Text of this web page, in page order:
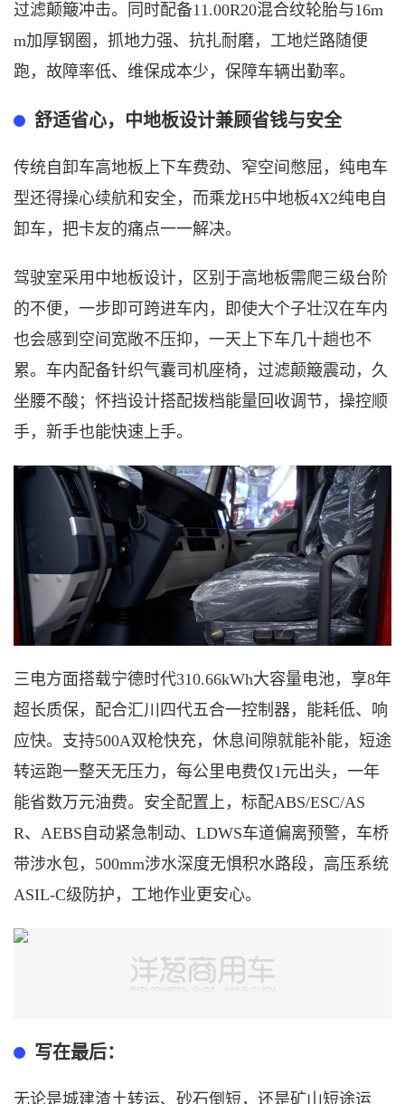
过滤颠簸冲击。同时配备11.00R20混合纹轮胎与16m
m加厚钢圈，抓地力强、抗扎耐磨，工地烂路随便
跑，故障率低、维保成本少，保障车辆出勤率。
舒适省心，中地板设计兼顾省钱与安全
传统自卸车高地板上下车费劲、窄空间憋屈，纯电车
型还得操心续航和安全，而乘龙H5中地板4X2纯电自
卸车，把卡友的痛点一一解决。
驾驶室采用中地板设计，区别于高地板需爬三级台阶
的不便，一步即可跨进车内，即使大个子壮汉在车内
也会感到空间宽敞不压抑，一天上下车几十趟也不
累。车内配备针织气囊司机座椅，过滤颠簸震动，久
坐腰不酸；怀挡设计搭配拨档能量回收调节，操控顺
手，新手也能快速上手。
三电方面搭载宁德时代310.66kWh大容量电池，享8年
超长质保，配合汇川四代五合一控制器，能耗低、响
应快。支持500A双枪快充，休息间隙就能补能，短途
转运跑一整天无压力，每公里电费仅1元出头，一年
能省数万元油费。安全配置上，标配ABS/ESC/AS
R、AEBS自动紧急制动、LDWS车道偏离预警，车桥
带涉水包，500mm涉水深度无惧积水路段，高压系统
ASIL-C级防护，工地作业更安心。
写在最后：
无论是城建渣土转运、砂石倒短，还是矿山短途运